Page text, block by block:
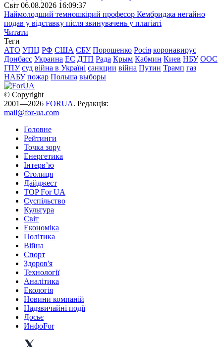
Свiт 06.08.2026 16:09:37
Наймолодший темношкірий професор Кембриджа негайно
подав у відставку після звинувачень у плагіаті
Читати
Теги
АТО УПЦ РФ США СБУ Порошенко Росія коронавирус
Донбасс Украина ЕС ДТП Рада Крым Кабмин Киев НБУ ООС
ГПУ суд війна в Україні санкции війна Путин Трамп газ
НАБУ пожар Польша выборы
© Copyright
2001—2026 FORUA. Редакція:
mail@for-ua.com
Головне
Рейтинги
Точка зору
Енергетика
Інтерв’ю
Столиця
Дайджест
TOP For UA
Суспiльство
Культура
Світ
Економіка
Політика
Війна
Спорт
Здоров'я
Технології
Аналітика
Екологія
Новини компаній
Надзвичайні події
Досьє
ИнфоFor